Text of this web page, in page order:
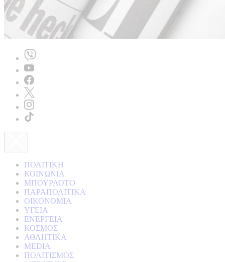
ΠΟΛΙΤΙΚΗ
ΚΟΙΝΩΝΙΑ
ΜΠΟΥΡΛΟΤΟ
ΠΑΡΑΠΟΛΙΤΙΚΑ
ΟΙΚΟΝΟΜΙΑ
ΥΓΕΙΑ
ΕΝΕΡΓΕΙΑ
ΚΟΣΜΟΣ
ΑΘΛΗΤΙΚΑ
MEDIA
ΠΟΛΙΤΙΣΜΟΣ